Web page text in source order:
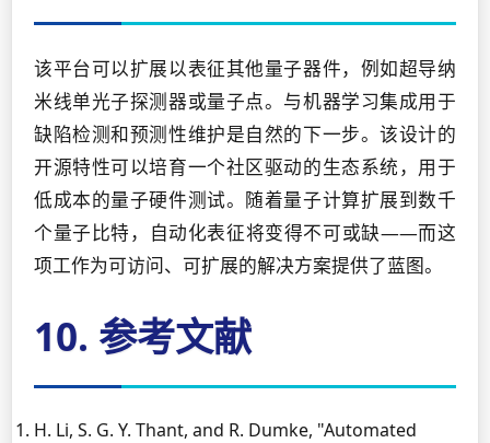
该平台可以扩展以表征其他量子器件，例如超导纳
米线单光子探测器或量子点。与机器学习集成用于
缺陷检测和预测性维护是自然的下一步。该设计的
开源特性可以培育一个社区驱动的生态系统，用于
低成本的量子硬件测试。随着量子计算扩展到数千
个量子比特，自动化表征将变得不可或缺——而这
项工作为可访问、可扩展的解决方案提供了蓝图。
10. 参考文献
H. Li, S. G. Y. Thant, and R. Dumke, "Automated